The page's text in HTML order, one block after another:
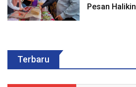
Pesan Halikin
Terbaru